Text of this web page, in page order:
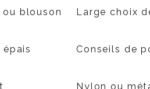
blouson Large choix
Conseils de
Nylon ou